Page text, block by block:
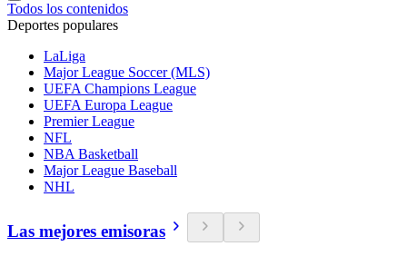
Todos los contenidos
Deportes populares
LaLiga
Major League Soccer (MLS)
UEFA Champions League
UEFA Europa League
Premier League
NFL
NBA Basketball
Major League Baseball
NHL
Las mejores emisoras